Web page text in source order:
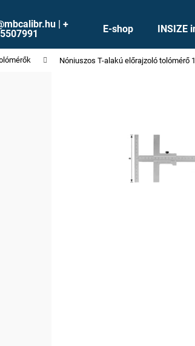
| +
E-shop INSIZE
Nóniuszos T-alakú előrajzoló tolómérő
Mit keres?
Ajánljuk